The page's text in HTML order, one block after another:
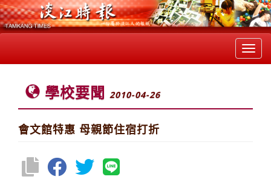
學校要聞 2010-04-26
會文館特惠 母親節住宿打折